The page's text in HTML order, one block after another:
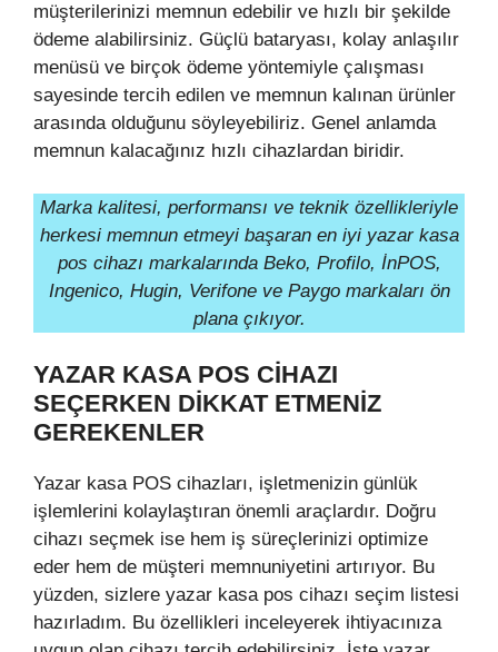
müşterilerinizi memnun edebilir ve hızlı bir şekilde
ödeme alabilirsiniz. Güçlü bataryası, kolay anlaşılır
menüsü ve birçok ödeme yöntemiyle çalışması
sayesinde tercih edilen ve memnun kalınan ürünler
arasında olduğunu söyleyebiliriz. Genel anlamda
memnun kalacağınız hızlı cihazlardan biridir.
Marka kalitesi, performansı ve teknik özellikleriyle
herkesi memnun etmeyi başaran en iyi yazar kasa
pos cihazı markalarında Beko, Profilo, İnPOS,
Ingenico, Hugin, Verifone ve Paygo markaları ön
plana çıkıyor.
YAZAR KASA POS CIHAZI
SEÇERKEN DIKKAT ETMENIZ
GEREKENLER
Yazar kasa POS cihazları, işletmenizin günlük
işlemlerini kolaylaştıran önemli araçlardır. Doğru
cihazı seçmek ise hem iş süreçlerinizi optimize
eder hem de müşteri memnuniyetini artırıyor. Bu
yüzden, sizlere yazar kasa pos cihazı seçim listesi
hazırladım. Bu özellikleri inceleyerek ihtiyacınıza